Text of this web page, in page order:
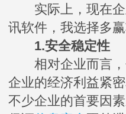
实际上，现在企
讯软件，我选择多
1.安全稳定性
相对企业而言，
企业的经济利益紧
不少企业的首要因